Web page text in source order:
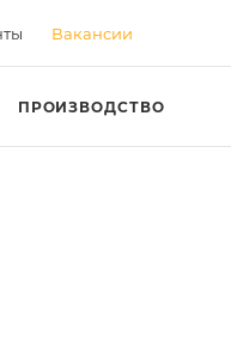
Вакансии
ПРОИЗВОДСТВО